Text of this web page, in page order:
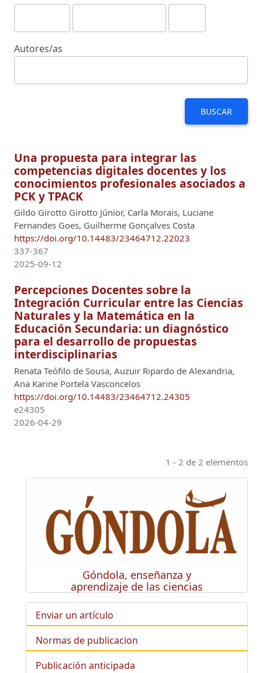
Autores/as
BUSCAR
Una propuesta para integrar las
competencias digitales docentes y los
conocimientos profesionales asociados a
PCK y TPACK
Gildo Girotto Girotto Júnior, Carla Morais, Luciane
Fernandes Goes, Guilherme Gonçalves Costa
https://doi.org/10.14483/23464712.22023
337-367
2025-09-12
Percepciones Docentes sobre la
Integración Curricular entre las Ciencias
Naturales y la Matemática en la
Educación Secundaria: un diagnóstico
para el desarrollo de propuestas
interdisciplinarias
Renata Teófilo de Sousa, Auzuir Ripardo de Alexandria,
Ana Karine Portela Vasconcelos
https://doi.org/10.14483/23464712.24305
e24305
2026-04-29
1 - 2 de 2 elementos
Góndola, enseñanza y
aprendizaje de las ciencias
Enviar un artículo
Normas de publicacion
Publicación anticipada